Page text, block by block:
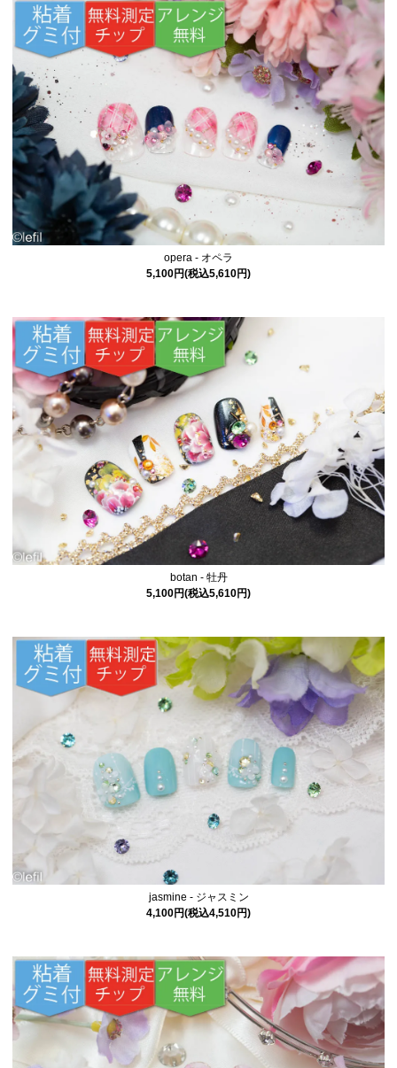
opera - オペラ
5,100円(税込5,610円)
botan - 牡丹
5,100円(税込5,610円)
jasmine - ジャスミン
4,100円(税込4,510円)